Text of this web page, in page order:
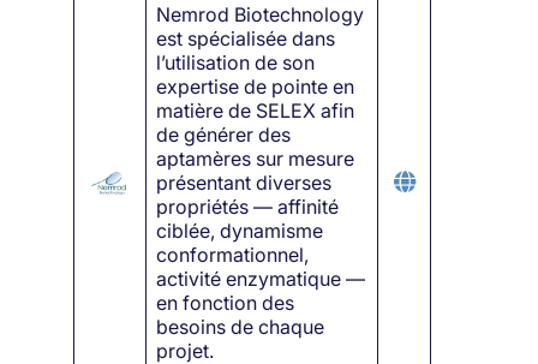
Nemrod Biotechnology
est spécialisée dans
l’utilisation de son
expertise de pointe en
matière de SELEX afin
de générer des
aptamères sur mesure
présentant diverses
propriétés — affinité
ciblée, dynamisme
conformationnel,
activité enzymatique —
en fonction des
besoins de chaque
projet.